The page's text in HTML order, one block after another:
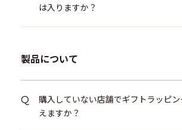
は入りますか？
製品について
購入していない店舗でギフトラッピ
えますか？